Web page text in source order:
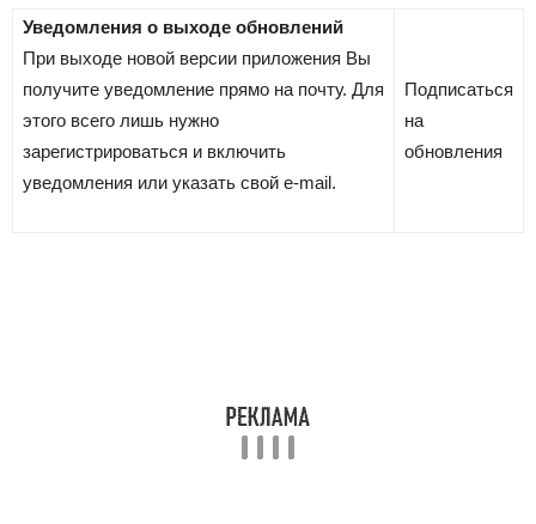
Уведомления о выходе обновлений
При выходе новой версии приложения Вы
получите уведомление прямо на почту. Для
этого всего лишь нужно
зарегистрироваться и включить
уведомления или указать свой e-mail.
Подписаться
на
обновления